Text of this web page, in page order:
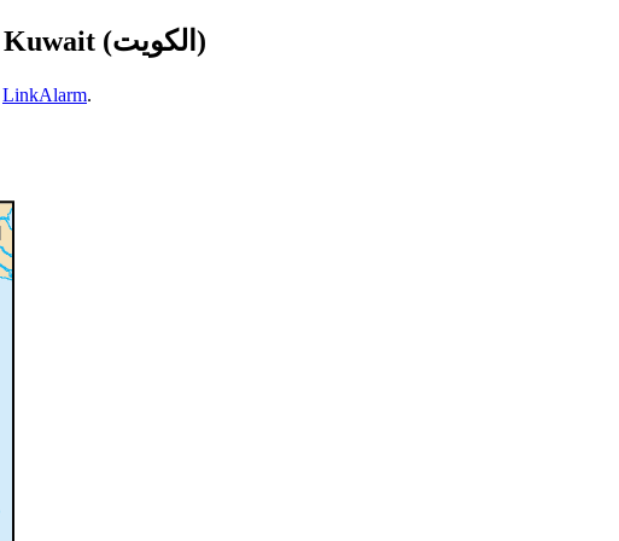
Deaf cultures and Sign Languages of the world: Kuwait (الكويت)
LinkAlarm.